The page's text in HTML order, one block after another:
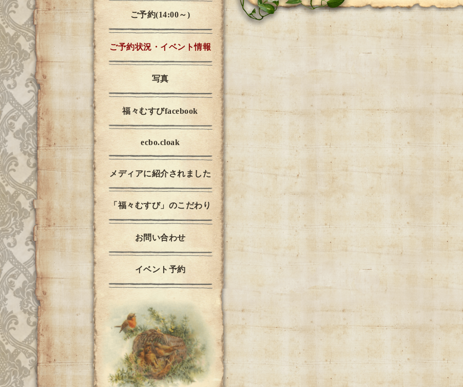
ご予約(14:00～)
ご予約状況・イベント情報
写真
福々むすびfacebook
ecbo.cloak
メディアに紹介されました
「福々むすび」のこだわり
お問い合わせ
イベント予約